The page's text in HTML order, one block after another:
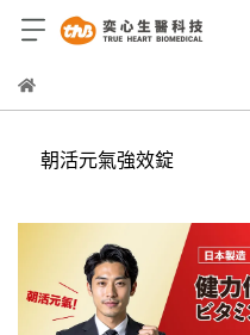
朝活元氣強效錠